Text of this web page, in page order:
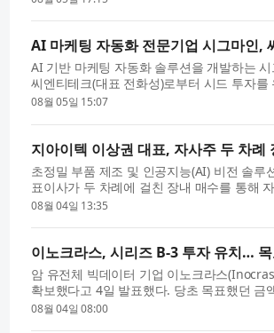
AI 마케팅 자동화 전문기업 시그마인,
AI 기반 마케팅 자동화 솔루션을 개발하는
씨엔티테크(대표 전화성)로부터 시드 투자
시그마인은 이번 투자금을 자기진화 엔진 및
08월 05일 15:07
지아이텍 이상권 대표, 자사주 두 차
초정밀 부품 제조 및 인공지능(AI) 비전 솔
표이사가 두 차례에 걸친 장내 매수를 통해
에 따르면 이상권 대표는 지난 6월 30일 자
08월 04일 13:35
이노크라스, 시리즈 B-3 투자 유치…
암 유전체 빅데이터 기업 이노크라스
확보했다고 4일 발표했다. 당초 목표했던
전장유전체 데이터를 자체 바이오인포매틱
08월 04일 08:00